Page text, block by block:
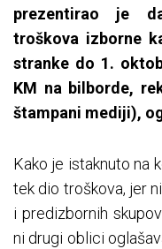
prezentirao je
troškova izborne
stranke do 1.
KM na bilborde,
štampani mediji),
Kako je istaknuto na
tek dio troškova, jer
i predizbornih
ni drugi oblici